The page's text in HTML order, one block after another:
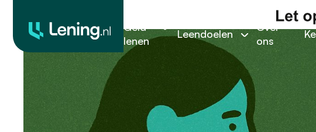
Geld
lenen
Leendoelen
Over
ons